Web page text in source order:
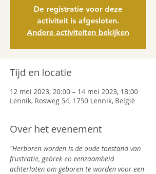
De registratie voor deze
activiteit is afgesloten.
Andere activiteiten bekijken
Tijd en locatie
12 mei 2023, 20:00 – 14 mei 2023, 18:00
Lennik, Rosweg 54, 1750 Lennik, België
Over het evenement
"Herboren worden is de oude toestand van
frustratie, gebrek en eenzaamheid
achterlaten om geboren te worden voor een